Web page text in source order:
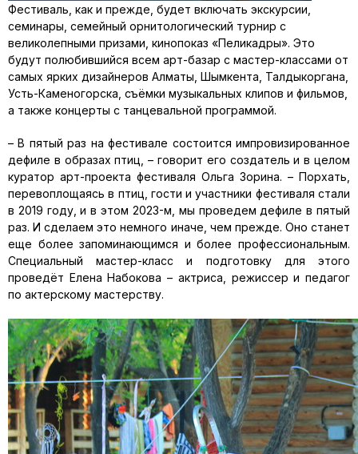
Фестиваль, как и прежде, будет включать экскурсии,
семинары, семейный орнитологический турнир с
великолепными призами, кинопоказ «Пеликадры». Это
будут полюбившийся всем арт-базар с мастер-классами от
самых ярких дизайнеров Алматы, Шымкента, Талдыкоргана,
Усть-Каменогорска, съёмки музыкальных клипов и фильмов,
а также концерты с танцевальной программой.
– В пятый раз на фестивале состоится импровизированное
дефиле в образах птиц, – говорит его создатель и в целом
куратор арт-проекта фестиваля Ольга Зорина. – Порхать,
перевоплощаясь в птиц, гости и участники фестиваля стали
в 2019 году, и в этом 2023-м, мы проведем дефиле в пятый
раз. И сделаем это немного иначе, чем прежде. Оно станет
еще более запоминающимся и более профессиональным.
Специальный мастер-класс и подготовку для этого
проведёт Елена Набокова – актриса, режиссер и педагог
по актерскому мастерству.